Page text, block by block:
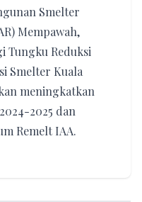
Smelter
Mempawah,
Tungku Reduksi
Smelter Kuala
meningkatkan
2025 dan
Remelt IAA.